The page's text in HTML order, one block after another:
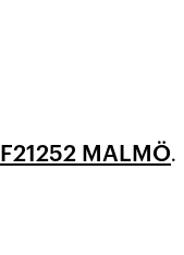
21252 MALMÖ.